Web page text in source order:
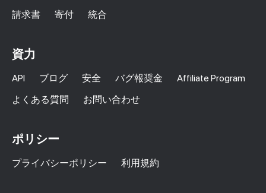
請求書
寄付 統合
資力
API ブログ 安全 バグ報奨金
Affiliate Program
よくある質問
お問い合わせ
ポリシー
プライバシーポリシー 利用規約